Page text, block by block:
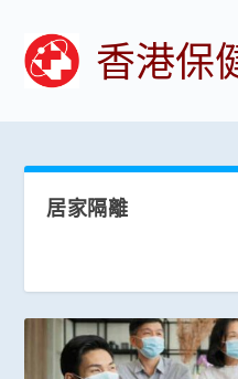
香港保
居家隔離